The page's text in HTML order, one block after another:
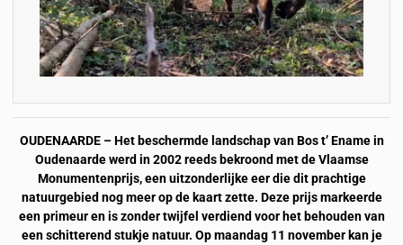
OUDENAARDE – Het beschermde landschap van Bos t’ Ename in
Oudenaarde werd in 2002 reeds bekroond met de Vlaamse
Monumentenprijs, een uitzonderlijke eer die dit prachtige
natuurgebied nog meer op de kaart zette. Deze prijs markeerde
een primeur en is zonder twijfel verdiend voor het behouden van
een schitterend stukje natuur. Op maandag 11 november kan je